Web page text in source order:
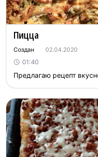
Пицца
Создан 02.04.2020
01:40
Предлагаю рецепт